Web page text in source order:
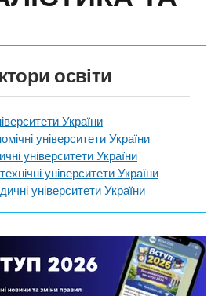
освіти
України
університети України
університети України
університети України
університети України